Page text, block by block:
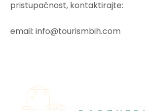
pristupačnost, kontaktirajte:
email: info@tourismbih.com